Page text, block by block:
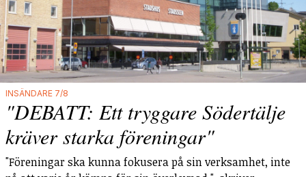
INSÄNDARE 7/8
"DEBATT: Ett tryggare Södertälje
kräver starka föreningar"
"Föreningar ska kunna fokusera på sin verksamhet, inte